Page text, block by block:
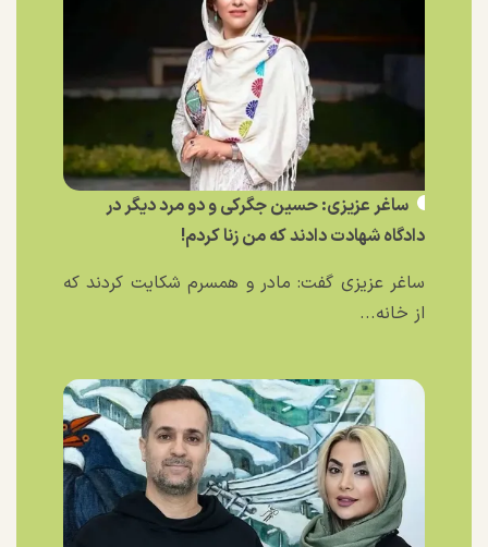
ساغر عزیزی: حسین جگرکی و دو مرد دیگر در
دادگاه شهادت دادند که من زنا کردم!
ساغر عزیزی گفت: مادر و همسرم شکایت کردند که
از خانه...